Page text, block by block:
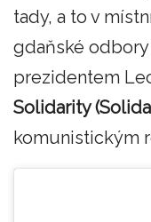
tady, a to v
gdaňské
prezidentem
Solidarity
komunistickým